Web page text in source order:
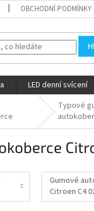
OBCHODNÍ PODMÍNKY
LED denní svícení
Typové
Gumové
Citroen C4